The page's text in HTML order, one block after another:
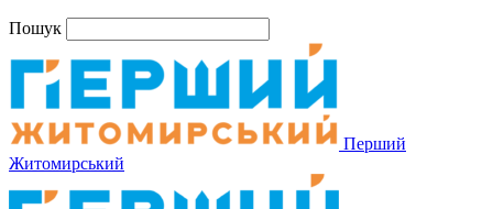
Пошук
Перший
Житомирський